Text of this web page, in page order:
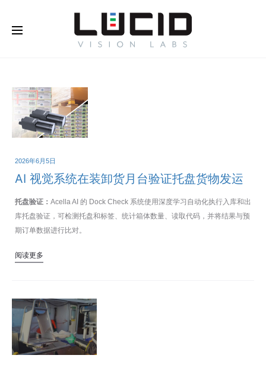
2026年6月5日
AI 视觉系统在装卸货月台验证托盘货物发运
托盘验证： Acella AI 的 Dock Check 系统使用深度学习自动化执行入库和出
库托盘验证，可检测托盘和标签、统计箱体数量、读取代码，并将结果与预
期订单数据进行比对。
阅读更多